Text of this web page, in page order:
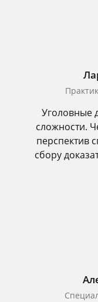
Уголовные
сложности.
перспектив
сбору